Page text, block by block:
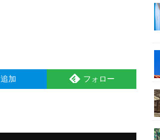
追加 フォロー